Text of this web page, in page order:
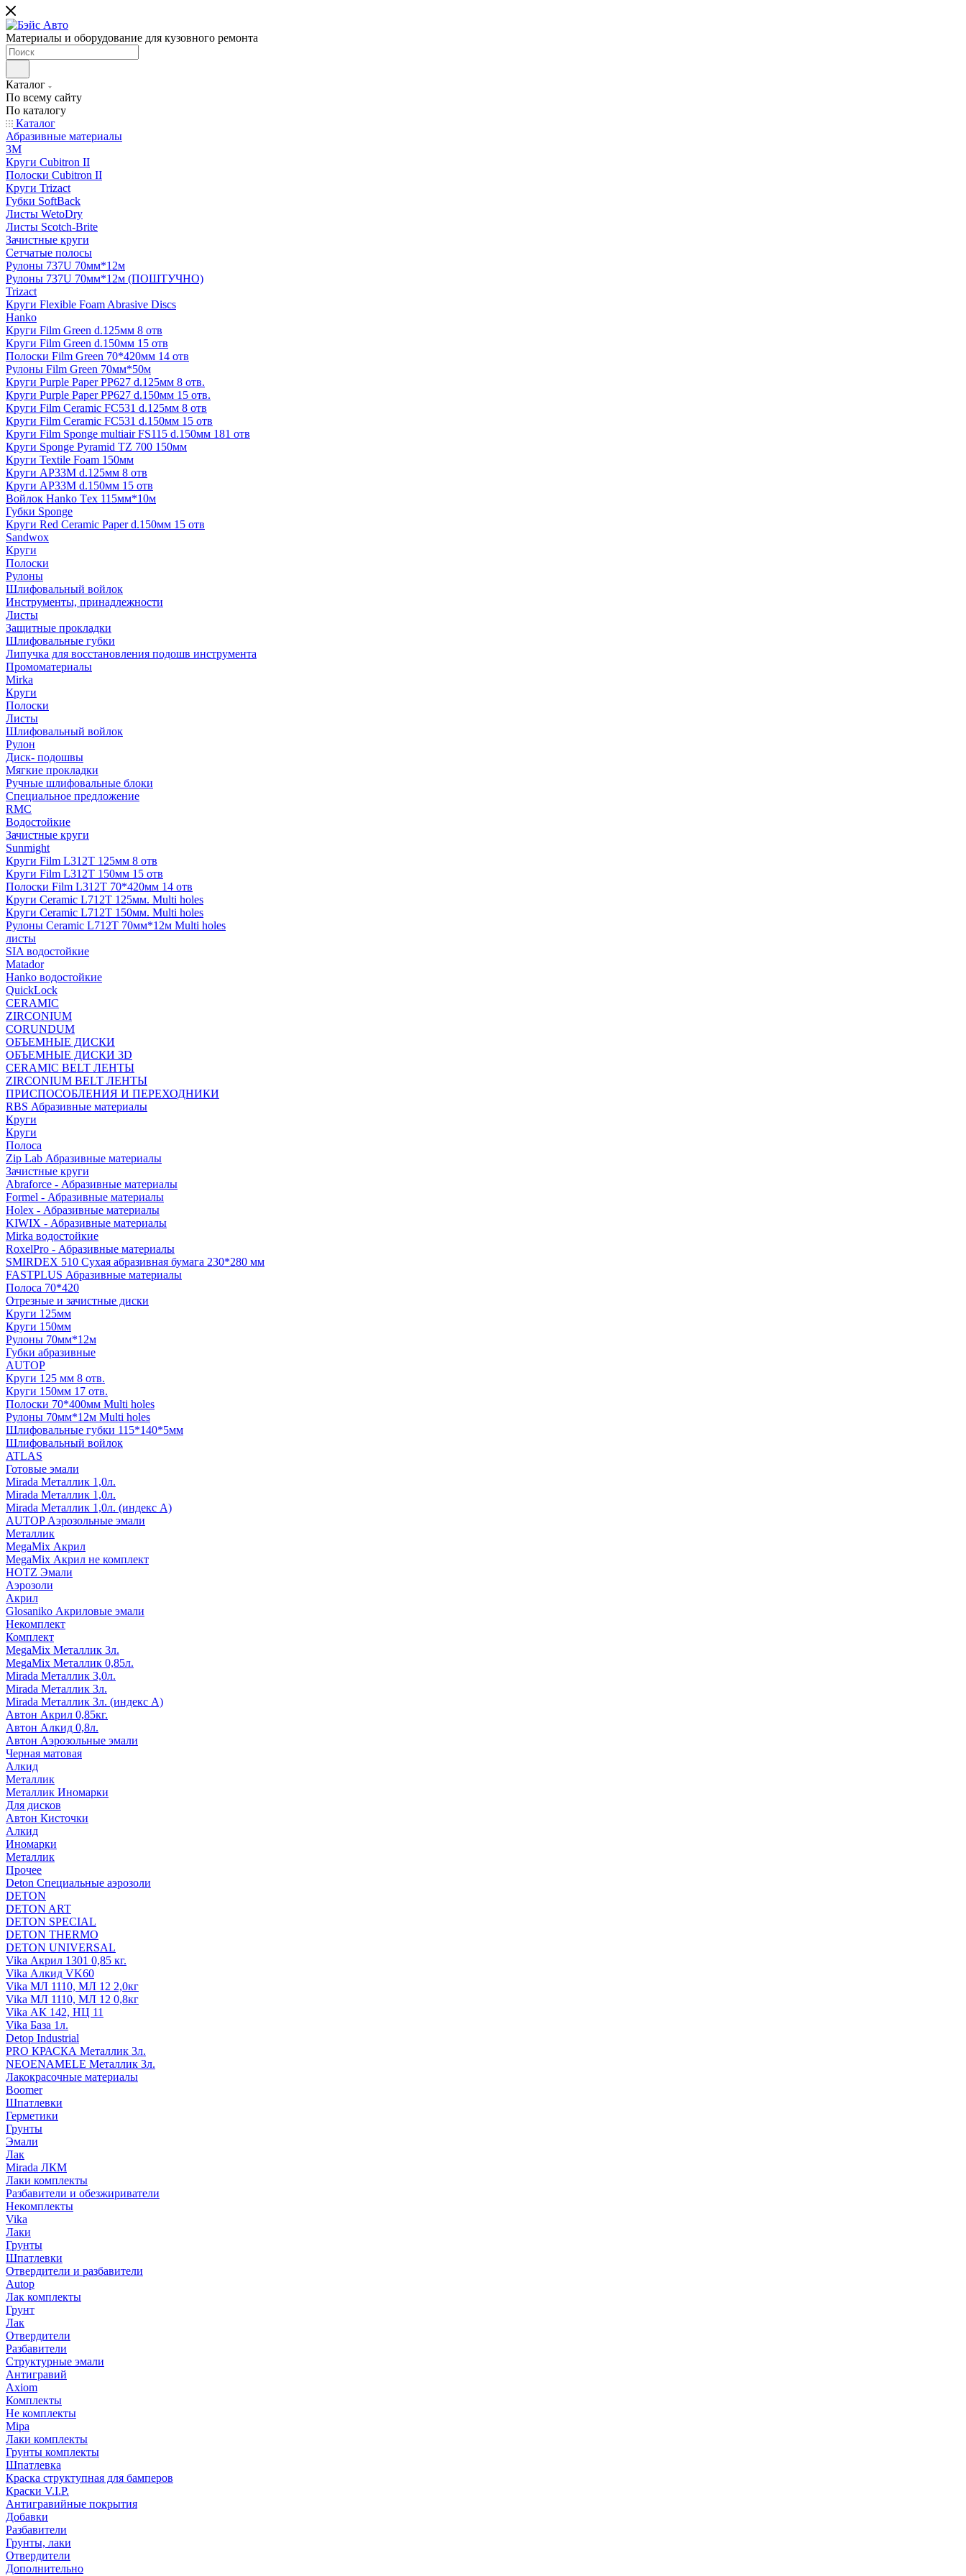
Материалы и оборудование для кузовного ремонта
Каталог
По всему сайту
По каталогу
Каталог
Абразивные материалы
3M
Круги Cubitron II
Полоски Cubitron II
Круги Trizact
Губки SoftBack
Листы WetoDry
Листы Scotch-Brite
Зачистные круги
Сетчатые полосы
Рулоны 737U 70мм*12м
Рулоны 737U 70мм*12м (ПОШТУЧНО)
Trizact
Круги Flexible Foam Abrasive Discs
Hanko
Круги Film Green d.125мм 8 отв
Круги Film Green d.150мм 15 отв
Полоски Film Green 70*420мм 14 отв
Рулоны Film Green 70мм*50м
Круги Purple Paper PP627 d.125мм 8 отв.
Круги Purple Paper PP627 d.150мм 15 отв.
Круги Film Ceramic FC531 d.125мм 8 отв
Круги Film Ceramic FC531 d.150мм 15 отв
Круги Film Sponge multiair FS115 d.150мм 181 отв
Круги Sponge Pyramid TZ 700 150мм
Круги Textile Foam 150мм
Круги AP33M d.125мм 8 отв
Круги AP33M d.150мм 15 отв
Войлок Hanko Tех 115мм*10м
Губки Sponge
Круги Red Ceramic Paper d.150мм 15 отв
Sandwox
Круги
Полоски
Рулоны
Шлифовальный войлок
Инструменты, принадлежности
Листы
Защитные прокладки
Шлифовальные губки
Липучка для восстановления подошв инструмента
Промоматериалы
Mirka
Круги
Полоски
Листы
Шлифовальный войлок
Рулон
Диск- подошвы
Мягкие прокладки
Ручные шлифовальные блоки
Специальное предложение
RMC
Водостойкие
Зачистные круги
Sunmight
Круги Film L312T 125мм 8 отв
Круги Film L312T 150мм 15 отв
Полоски Film L312T 70*420мм 14 отв
Круги Ceramic L712T 125мм. Multi holes
Круги Ceramic L712T 150мм. Multi holes
Рулоны Ceramic L712T 70мм*12м Multi holes
листы
SIA водостойкие
Matador
Hanko водостойкие
QuickLock
CERAMIC
ZIRCONIUM
СORUNDUM
ОБЪЕМНЫЕ ДИСКИ
ОБЪЕМНЫЕ ДИСКИ 3D
CERAMIC BELT ЛЕНТЫ
ZIRCONIUM BELT ЛЕНТЫ
ПРИСПОСОБЛЕНИЯ И ПЕРЕХОДНИКИ
RBS Абразивные материалы
Круги
Круги
Полоса
Zip Lab Абразивные материалы
Зачистные круги
Abraforce - Абразивные материалы
Formel - Абразивные материалы
Holex - Абразивные материалы
KIWIX - Абразивные материалы
Mirka водостойкие
RoxelPro - Абразивные материалы
SMIRDEX 510 Сухая абразивная бумага 230*280 мм
FASTPLUS Абразивные материалы
Полоса 70*420
Отрезные и зачистные диски
Круги 125мм
Круги 150мм
Рулоны 70мм*12м
Губки абразивные
AUTOP
Круги 125 мм 8 отв.
Круги 150мм 17 отв.
Полоски 70*400мм Multi holes
Рулоны 70мм*12м Multi holes
Шлифовальные губки 115*140*5мм
Шлифовальный войлок
ATLAS
Готовые эмали
Mirada Металлик 1,0л.
Mirada Металлик 1,0л.
Mirada Металлик 1,0л. (индекс А)
AUTOP Аэрозольные эмали
Металлик
MegaMix Акрил
MegaMix Акрил не комплект
HOTZ Эмали
Аэрозоли
Акрил
Glosaniko Акриловые эмали
Некомплект
Комплект
MegaMix Металлик 3л.
MegaMix Металлик 0,85л.
Mirada Металлик 3,0л.
Mirada Металлик 3л.
Mirada Металлик 3л. (индекс А)
Автон Акрил 0,85кг.
Автон Алкид 0,8л.
Автон Аэрозольные эмали
Черная матовая
Алкид
Металлик
Металлик Иномарки
Для дисков
Автон Кисточки
Алкид
Иномарки
Металлик
Прочее
Deton Специальные аэрозоли
DETON
DETON ART
DETON SPECIAL
DETON THERMO
DETON UNIVERSAL
Vika Акрил 1301 0,85 кг.
Vika Алкид VK60
Vika МЛ 1110, МЛ 12 2,0кг
Vika МЛ 1110, МЛ 12 0,8кг
Vika АК 142, НЦ 11
Vika База 1л.
Detop Industrial
PRO КРАСКА Металлик 3л.
NEOENAMELE Металлик 3л.
Лакокрасочные материалы
Boomer
Шпатлевки
Герметики
Грунты
Эмали
Лак
Mirada ЛКМ
Лаки комплекты
Разбавители и обезжириватели
Некомплекты
Vika
Лаки
Грунты
Шпатлевки
Отвердители и разбавители
Autop
Лак комплекты
Грунт
Лак
Отвердители
Разбавители
Структурные эмали
Антигравий
Axiom
Комплекты
Не комплекты
Mipa
Лаки комплекты
Грунты комплекты
Шпатлевка
Краска структупная для бамперов
Краски V.I.P.
Антигравийные покрытия
Добавки
Разбавители
Грунты, лаки
Отвердители
Дополнительно